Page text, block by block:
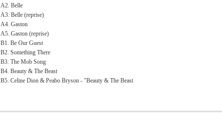
A2. Belle
A3. Belle (reprise)
A4. Gaston
A5. Gaston (reprise)
B1. Be Our Guest
B2. Something There
B3. The Mob Song
B4. Beauty & The Beast
B5. Celine Dion & Peabo Bryson - "Beauty & The Beast